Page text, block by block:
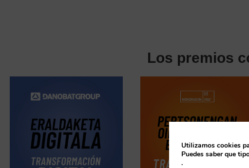
Los premios
Utilizamos cookies
Puedes saber que
.